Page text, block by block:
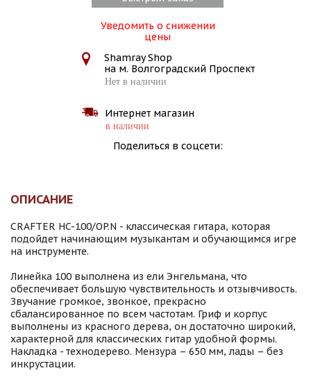
Уведомить о снижении
цены
Shamray Shop
на м. Волгоградский Проспект
Нет в наличии
Интернет магазин
в наличии
Поделиться в соцсети:
ОПИСАНИЕ
CRAFTER HC-100/OP.N - классическая гитара, которая
подойдет начинающим музыкантам и обучающимся игре
на инструменте.
Линейка 100 выполнена из ели Энгельмана, что
обеспечивает большую чувствительность и отзывчивость.
Звучание громкое, звонкое, прекрасно
сбалансированное по всем частотам. Гриф и корпус
выполнены из красного дерева, он достаточно широкий,
характерной для классических гитар удобной формы.
Накладка - технодерево. Мензура – 650 мм, лады – без
инкрустации.